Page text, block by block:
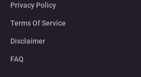
Privacy Policy
Terms Of Service
Disclaimer
FAQ